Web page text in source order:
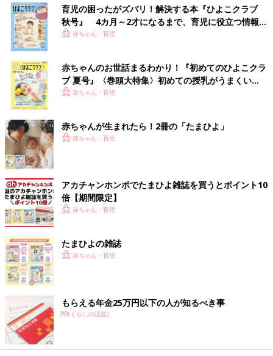
育児の困ったがズバリ！解決する本『ひよこクラブ
秋号』 4カ月～2才になるまで、育児に役立つ情報が
いっぱい！
赤ちゃん・育児
赤ちゃんのお世話まるわかり！『初めてのひよこクラ
ブ 夏号』〈巻頭大特集〉初めての授乳がうまくい
く！ おっぱい・ミルクの基本と夏のトラブル 解決テ
赤ちゃん・育児
赤ちゃんが生まれたら！2冊の「たまひよ」
赤ちゃん・育児
アカチャンホンポでたまひよ雑誌を買うとポイント10
倍【期間限定】
赤ちゃん・育児
たまひよの雑誌
赤ちゃん・育児
もらえる年金25万円以下の人が知るべき事
PR(くらしの話題)